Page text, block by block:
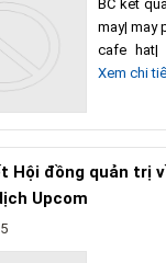
BC ket
may| may
cafe
Xem chi
Hội đồng quản trị
Upcom